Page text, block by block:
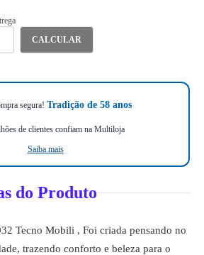
CALCULAR
segura! Tradição de 58 anos
de clientes confiam na Multiloja
Saiba mais
do Produto
Tecno Mobili , Foi criada pensando no
trazendo conforto e beleza para o